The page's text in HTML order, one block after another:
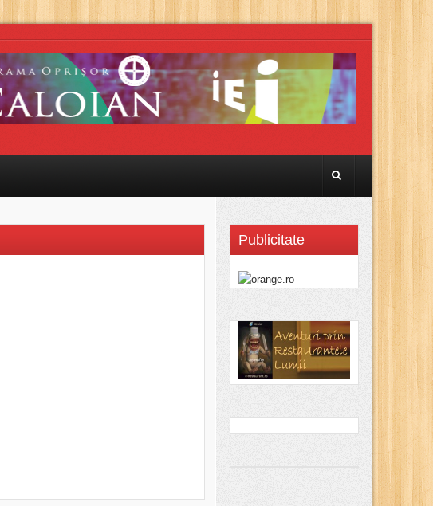
Publicitate